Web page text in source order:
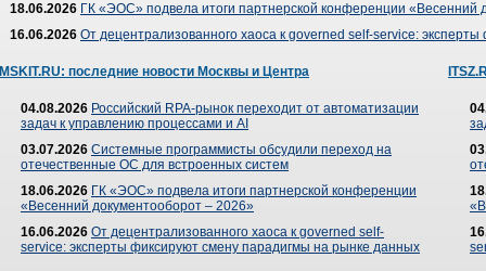
18.06.2026 ГК «ЭОС» подвела итоги партнерской конференции «Весенний
16.06.2026 От децентрализованного хаоса к governed self-service:
MSKIT.RU: последние новости Москвы и Центра
04.08.2026 Российский RPA-рынок переходит от автоматизации
задач к управлению процессами и AI
03.07.2026 Системные программисты обсудили переход на
отечественные ОС для встроенных систем
18.06.2026 ГК «ЭОС» подвела итоги партнерской конференции
«Весенний документооборот – 2026»
16.06.2026 От децентрализованного хаоса к governed self-
service: эксперты фиксируют смену парадигмы на рынке данных